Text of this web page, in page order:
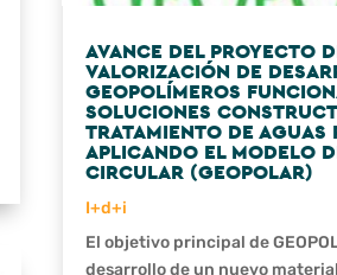
AVANCE DEL PROYECTO
VALORIZACIÓN DE
GEOPOLÍMEROS
SOLUCIONES
TRATAMIENTO DE AGUAS
APLICANDO EL MODELO
CIRCULAR (GEOPOLAR)
I+d+i
El objetivo principal de
desarrollo de un nuevo